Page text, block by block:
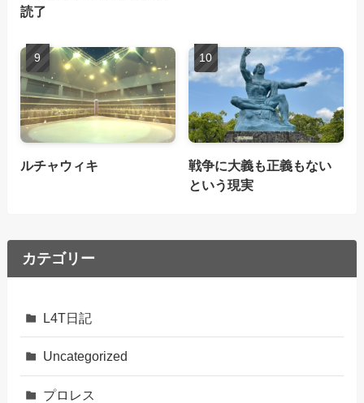
読了
ルチャウィキ
戦争に大義も正義もない
という現実
カテゴリー
L4T日記
Uncategorized
プロレス